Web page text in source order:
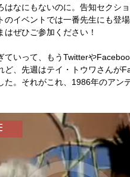
はなにもないのに。告知セクシ
のイベントでは一番先生にも登
ぜひご参加ください！
ていって、もうTwitterや
ど、先週はテイ・トウワさんが
た。それがこれ、1986年のアン